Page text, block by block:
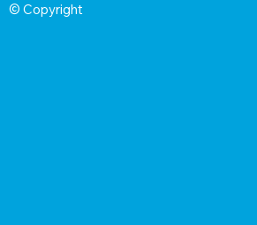
© Copyright